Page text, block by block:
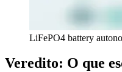
LiFePO4 battery
Veredito: O que